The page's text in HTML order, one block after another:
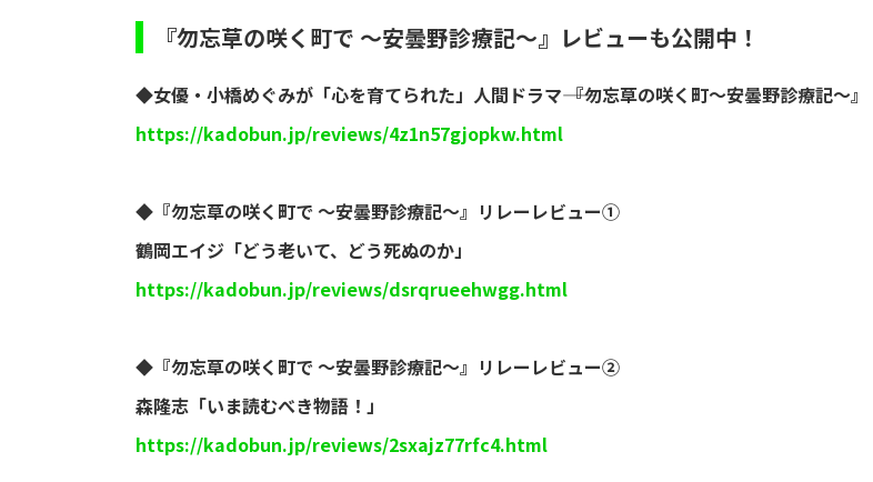
『勿忘草の咲く町で ～安曇野診療記～』レビューも公開中！
◆女優・小橋めぐみが「心を育てられた」人間ドラマ―― 『勿忘草の咲く町～安曇野診療記～』
https://kadobun.jp/reviews/4z1n57gjopkw.html
◆『勿忘草の咲く町で ～安曇野診療記～』リレーレビュー①
鶴岡エイジ「どう老いて、どう死ぬのか」
https://kadobun.jp/reviews/dsrqrueehwgg.html
◆『勿忘草の咲く町で ～安曇野診療記～』リレーレビュー②
​森隆志「いま読むべき物語！」
https://kadobun.jp/reviews/2sxajz77rfc4.html